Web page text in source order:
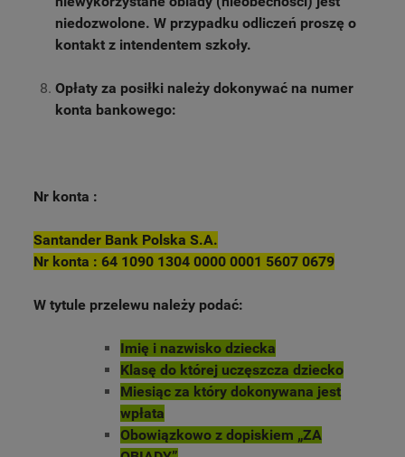
niedozwolone. W przypadku odliczeń proszę o
kontakt z intendentem szkoły.
Opłaty za posiłki należy dokonywać na numer
konta bankowego:
Nr konta :
Santander Bank Polska S.A.
Nr konta : 64 1090 1304 0000 0001 5607 0679
W tytule przelewu należy podać:
Imię i nazwisko dziecka
Klasę do której uczęszcza dziecko
Miesiąc za który dokonywana jest
wpłata
Obowiązkowo z dopiskiem „ZA